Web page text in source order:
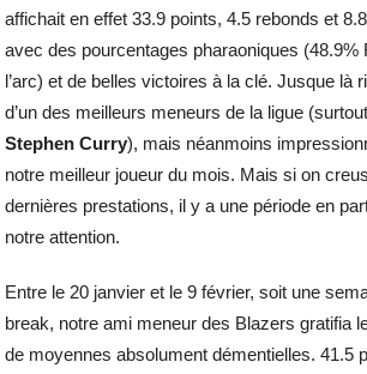
affichait en effet 33.9 points, 4.5 rebonds et
avec des pourcentages pharaoniques (48.9%
l’arc) et de belles victoires à la clé. Jusque là
d’un des meilleurs meneurs de la ligue
Stephen Curry), mais néanmoins
notre meilleur joueur du mois. Mais si on
dernières prestations, il y a une période en
notre attention.
Entre le 20 janvier et le 9 février, soit une
break, notre ami meneur des Blazers gratifia
de moyennes absolument démentielles. 41.5